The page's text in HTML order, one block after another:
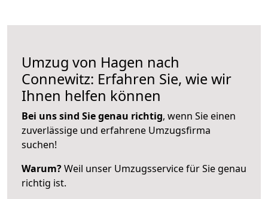
Umzug von Hagen nach
Connewitz: Erfahren Sie, wie wir
Ihnen helfen können
Bei uns sind Sie genau richtig, wenn Sie einen
zuverlässige und erfahrene Umzugsfirma
suchen!
Warum?Weil unser Umzugsservice für Sie genau
richtig ist.